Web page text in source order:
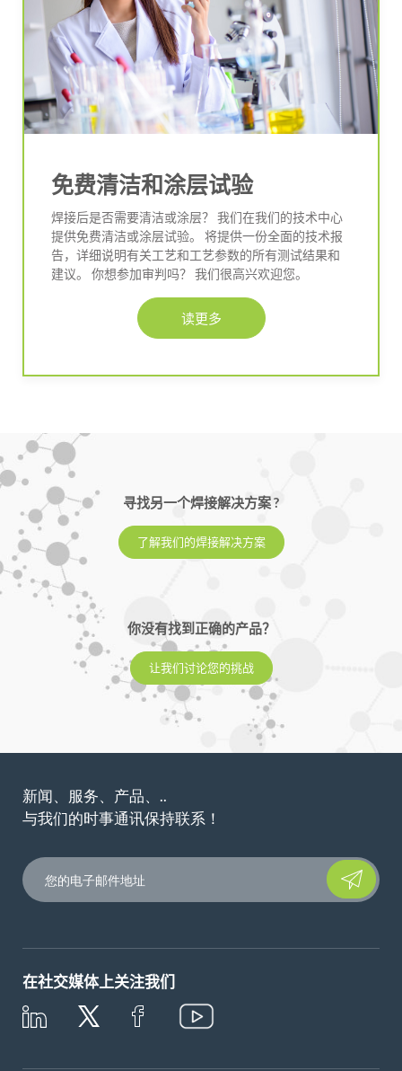
免费清洁和涂层试验
焊接后是否需要清洁或涂层？ 我们在我们的技术中心
提供免费清洁或涂层试验。 将提供一份全面的技术报
告，详细说明有关工艺和工艺参数的所有测试结果和
建议。 你想参加审判吗？ 我们很高兴欢迎您。
读更多
寻找另一个焊接解决方案 ?
了解我们的焊接解决方案
你没有找到正确的产品？
让我们讨论您的挑战
新闻、服务、产品、..
与我们的时事通讯保持联系！
Please
在社交媒体上关注我们